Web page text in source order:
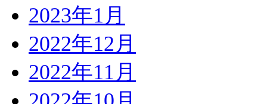
2023年1月
2022年12月
2022年11月